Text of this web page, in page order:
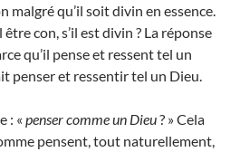
malgré qu’il soit divin en essence.
con, s’il est divin ? La réponse
qu’il pense et ressent tel un
penser et ressentir tel un Dieu.
: « penser comme un Dieu? » Cela
pensent, tout naturellement,